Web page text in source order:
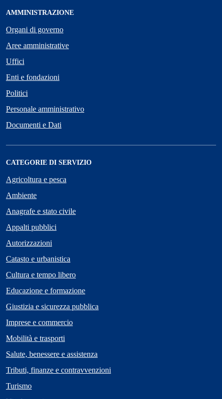
AMMINISTRAZIONE
Organi di governo
Aree amministrative
Uffici
Enti e fondazioni
Politici
Personale amministrativo
Documenti e Dati
CATEGORIE DI SERVIZIO
Agricoltura e pesca
Ambiente
Anagrafe e stato civile
Appalti pubblici
Autorizzazioni
Catasto e urbanistica
Cultura e tempo libero
Educazione e formazione
Giustizia e sicurezza pubblica
Imprese e commercio
Mobilità e trasporti
Salute, benessere e assistenza
Tributi, finanze e contravvenzioni
Turismo